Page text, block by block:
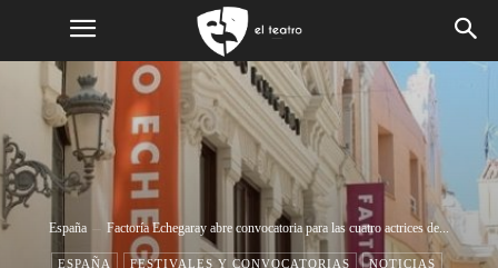
España Factoría Echegaray abre convocatoria para las cuatro actrices de...
ESPAÑA FESTIVALES Y CONVOCATORIAS NOTICIAS